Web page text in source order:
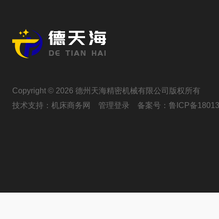
Copyright © 2026 德州天海精密机械有限公司版权所有
技术支持： 机床商务网 管理登录 备案号： 鲁ICP备